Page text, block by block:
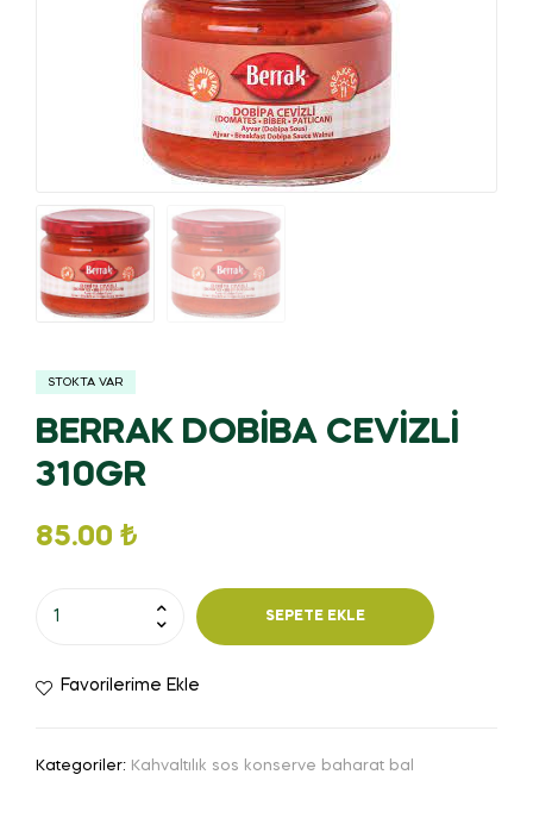
STOKTA VAR
BERRAK DOBİBA CEVİZLİ
310GR
85.00 ₺
SEPETE EKLE
Favorilerime Ekle
Kategoriler: Kahvaltılık sos konserve baharat bal